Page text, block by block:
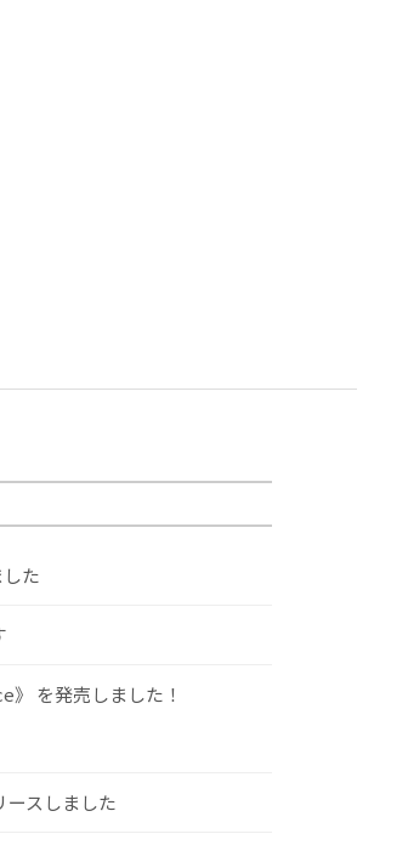
た
》 を発売しました！
ースしました